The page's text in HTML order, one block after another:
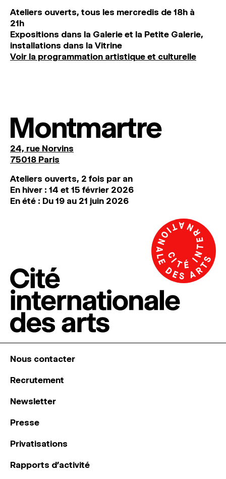
Ateliers ouverts, tous les mercredis de 18h à
21h
Expositions dans la Galerie et la Petite Galerie,
installations dans la Vitrine
Voir la programmation artistique et culturelle
Montmartre
24, rue Norvins
75018 Paris
Ateliers ouverts, 2 fois par an
En hiver : 14 et 15 février 2026
En été : Du 19 au 21 juin 2026
Nous contacter
Recrutement
Newsletter
Presse
Privatisations
Rapports d’activité